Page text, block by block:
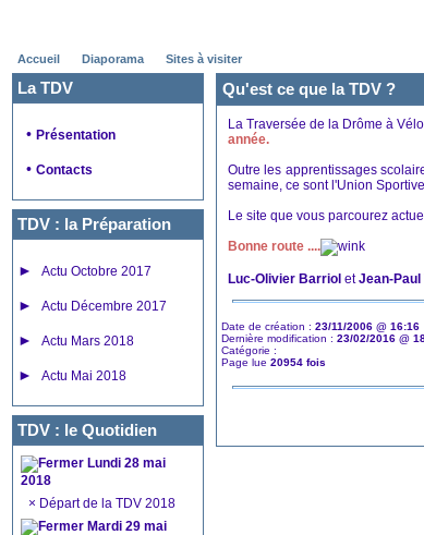
Accueil Diaporama Sites à visiter
La TDV
• Présentation
• Contacts
TDV : la Préparation
► Actu Octobre 2017
► Actu Décembre 2017
► Actu Mars 2018
► Actu Mai 2018
TDV : le Quotidien
Lundi 28 mai
2018
× Départ de la TDV 2018
Mardi 29 mai
Qu'est ce que la TDV ?
La Traversée de la Drôme à
année.
Outre les apprentissages
semaine, ce sont l'Union
Le site que vous parcourez
Bonne route ....
Luc-Olivier Barriol etJean-Paul
Date de création : 23/11/2006 @ 16:16
Dernière modification : 23/02/2016 @
Catégorie :
Page lue 20954 fois